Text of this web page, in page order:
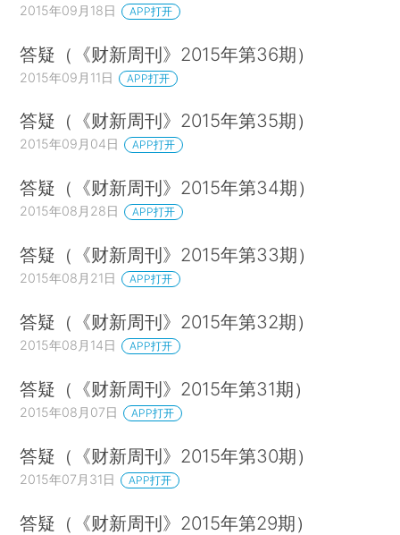
2015年09月18日 APP打开
答疑（《财新周刊》2015年第36期）
2015年09月11日 APP打开
答疑（《财新周刊》2015年第35期）
2015年09月04日 APP打开
答疑（《财新周刊》2015年第34期）
2015年08月28日 APP打开
答疑（《财新周刊》2015年第33期）
2015年08月21日 APP打开
答疑（《财新周刊》2015年第32期）
2015年08月14日 APP打开
答疑（《财新周刊》2015年第31期）
2015年08月07日 APP打开
答疑（《财新周刊》2015年第30期）
2015年07月31日 APP打开
答疑（《财新周刊》2015年第29期）